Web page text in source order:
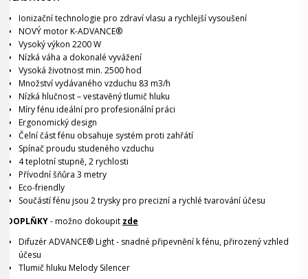
Ionizační technologie pro zdraví vlasu a rychlejší vysoušení
NOVÝ motor K-ADVANCE®
Vysoký výkon 2200 W
Nízká váha a dokonalé vyvážení
Vysoká životnost min. 2500 hod
Množství vydávaného vzduchu 83 m3/h
Nízká hlučnost – vestavěný tlumič hluku
Míry fénu ideální pro profesionální práci
Ergonomický design
Čelní část fénu obsahuje systém proti zahřátí
Spínač proudu studeného vzduchu
4 teplotní stupně, 2 rychlosti
Přívodní šňůra 3 metry
Eco-friendly
Součástí fénu jsou 2 trysky pro precizní a rychlé tvarování účesu
DOPLŇKY- možno dokoupit zde
Difuzér ADVANCE® Light - snadné připevnění k fénu, přirozený vzhled
účesu
Tlumič hluku Melody Silencer